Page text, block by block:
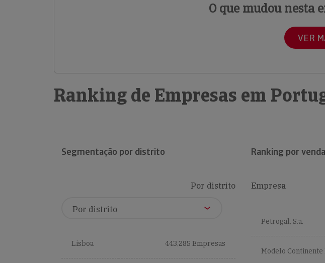
O que mudou nesta
VER
Ranking de Empresas em
Segmentação por distrito
Por distrito
Lisboa 443,285 Empresas
Ranking por
Empresa
Petrogal, S.a.
Modelo Continente